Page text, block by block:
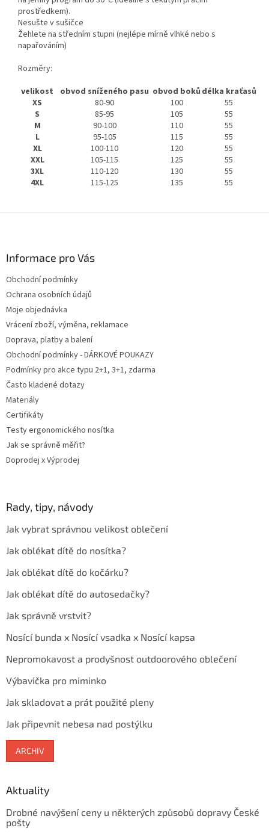
prostředkem).
Nesušte v sušičce
Žehlete na středním stupni (nejlépe mírně vlhké nebo s
napařováním)
Rozměry:
velikost
obvod sníženého pasu obvod boků délka kraťasů
XS
80-90 100
55
S
85-95 105
55
M
90-100 110
55
L
95-105 115
55
XL
100-110 120
55
XXL
105-115 125
55
3XL
110-120 130
55
4XL
115-125 135 55
Informace pro Vás
Obchodní podmínky
Ochrana osobních údajů
Moje objednávka
Vrácení zboží, výměna, reklamace
Doprava, platby a balení
Obchodní podmínky - DÁRKOVÉ POUKAZY
Podmínky pro akce typu 2+1, 3+1, zdarma
Často kladené dotazy
Materiály
Certifikáty
Testy ergonomického nosítka
Jak se správně měřit?
Doprodej x Výprodej
Rady, tipy, návody
Jak vybrat správnou velikost oblečení
Jak oblékat dítě do nosítka?
Jak oblékat dítě do kočárku?
Jak oblékat dítě do autosedačky?
Jak správně vrstvit?
Nosící bunda x Nosící vsadka x Nosící kapsa
Nepromokavost a prodyšnost outdoorového oblečení
Výbavička pro miminko
Jak skladovat a prát použité pleny
Jak připevnit nebesa nad postýlku
ARCHIV
Aktuality
Drobné navýšení ceny u některých způsobů dopravy České
pošty